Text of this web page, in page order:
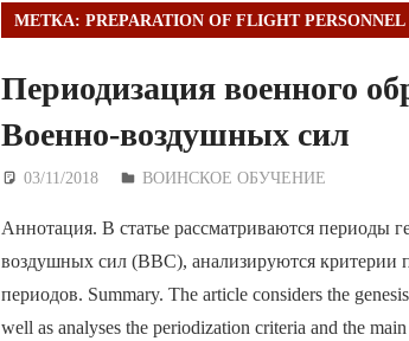
МЕТКА:PREPARATION OF FLIGHT PERSONNEL
Периодизация военного
Военно-воздушных сил
03/11/2018 Дежурный по Редакции
ВОИНСКОЕ ОБУЧЕНИЕ
Аннотация. В статье рассматриваются периоды
воздушных сил (ВВС), анализируются критерии
периодов. Summary. The article considers the
well as analyses the periodization criteria and the